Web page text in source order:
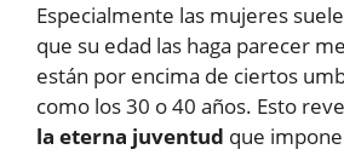
Especialmente las mujeres
que su edad las haga parecer
están por encima de ciertos
como los 30 o 40 años. Esto
la eterna juventud que